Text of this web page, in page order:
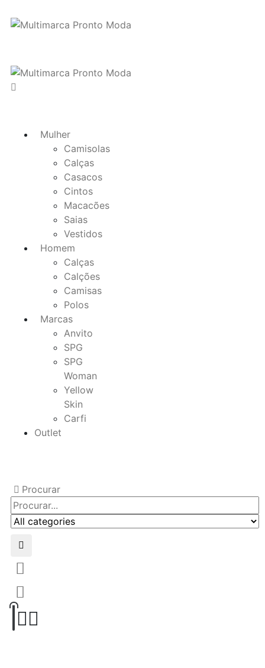
Mulher
Camisolas
Calças
Casacos
Cintos
Macacões
Saias
Vestidos
Homem
Calças
Calções
Camisas
Polos
Marcas
Anvito
SPG
SPG
Woman
Yellow
Skin
Carfi
Outlet
Procurar